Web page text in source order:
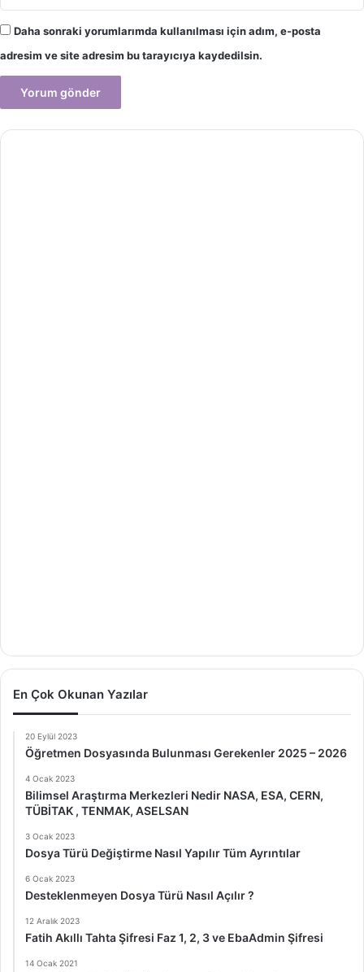
Daha sonraki yorumlarımda kullanılması için adım, e-posta
adresim ve site adresim bu tarayıcıya kaydedilsin.
En Çok Okunan Yazılar
20 Eylül 2023
Öğretmen Dosyasında Bulunması Gerekenler 2025 – 2026
4 Ocak 2023
Bilimsel Araştırma Merkezleri Nedir NASA, ESA, CERN,
TÜBİTAK , TENMAK, ASELSAN
3 Ocak 2023
Dosya Türü Değiştirme Nasıl Yapılır Tüm Ayrıntılar
6 Ocak 2023
Desteklenmeyen Dosya Türü Nasıl Açılır ?
12 Aralık 2023
Fatih Akıllı Tahta Şifresi Faz 1, 2, 3 ve EbaAdmin Şifresi
14 Ocak 2021